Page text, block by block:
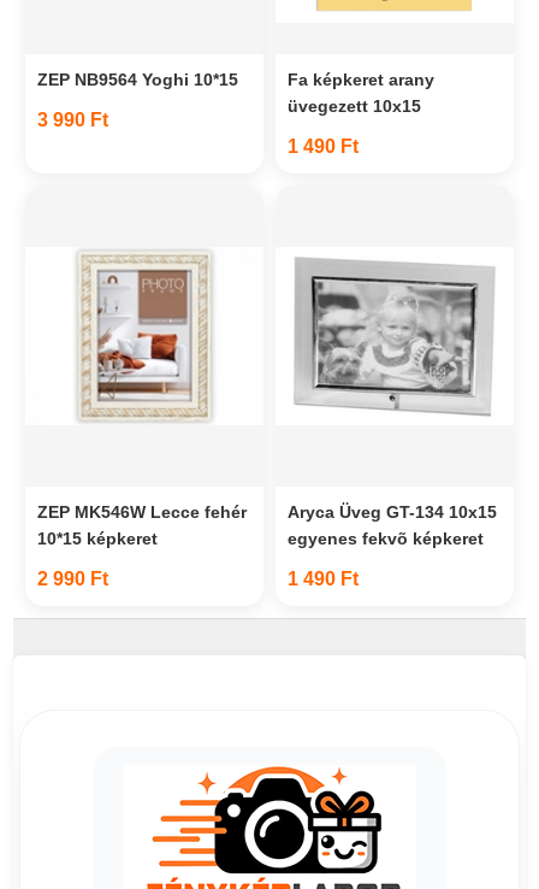
ZEP NB9564 Yoghi 10*15
3 990 Ft
Fa képkeret arany
üvegezett 10x15
1 490 Ft
ZEP MK546W Lecce fehér
10*15 képkeret
2 990 Ft
Aryca Üveg GT-134 10x15
egyenes fekvõ képkeret
1 490 Ft